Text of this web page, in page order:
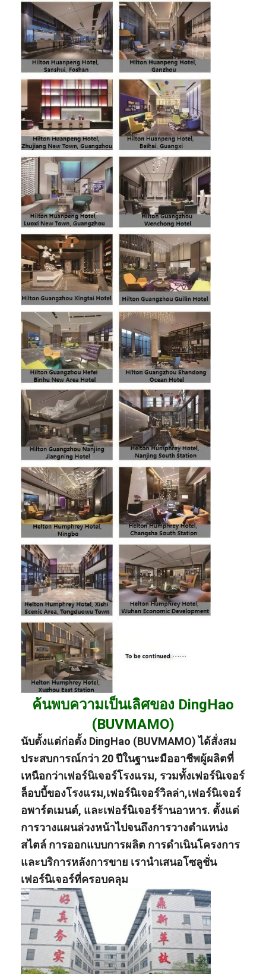
ค้นพบความเป็นเลิศของ DingHao
(BUVMAMO)
นับตั้งแต่ก่อตั้ง DingHao (BUVMAMO) ได้สั่งสม
ประสบการณ์กว่า 20 ปีในฐานะมืออาชีพผู้ผลิตที่
เหนือกว่าเฟอร์นิเจอร์โรงแรม, รวมทั้งเฟอร์นิเจอร์
ล็อบบี้ของโรงแรม,เฟอร์นิเจอร์วิลล่า,เฟอร์นิเจอร์
อพาร์ตเมนต์, และเฟอร์นิเจอร์ร้านอาหาร. ตั้งแต่
การวางแผนล่วงหน้าไปจนถึงการวางตำแหน่ง
สไตล์ การออกแบบการผลิต การดำเนินโครงการ
และบริการหลังการขาย เรานำเสนอโซลูชั่น
เฟอร์นิเจอร์ที่ครอบคลุม